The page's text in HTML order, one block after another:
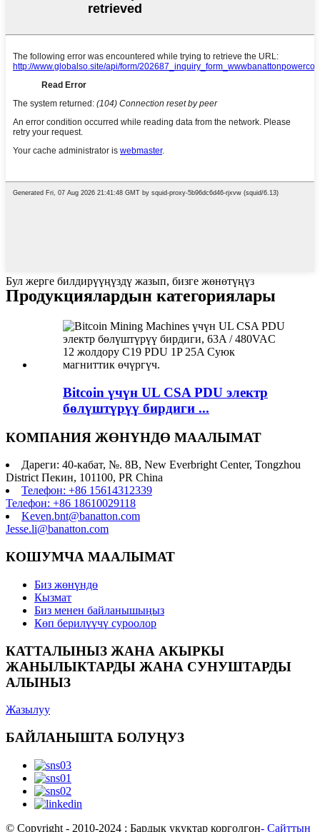
Бул жерге билдирүүңүздү жазып, бизге жөнөтүңүз
Продукциялардын категориялары
Bitcoin үчүн UL CSA PDU электр
бөлүштүрүү бирдиги ...
КОМПАНИЯ ЖӨНҮНДӨ МААЛЫМАТ
Дареги: 40-кабат, №. 8B, New Everbright Center, Tongzhou
District Пекин, 101100, PR China
Телефон: +86 15614312339
Телефон: +86 18610029118
Keven.bnt@banatton.com
Jesse.li@banatton.com
КОШУМЧА МААЛЫМАТ
Биз жөнүндө
Кызмат
Биз менен байланышыңыз
Көп берилүүчү суроолор
КАТТАЛЫНЫЗ ЖАНА АКЫРКЫ
ЖАНЫЛЫКТАРДЫ ЖАНА СУНУШТАРДЫ
АЛЫНЫЗ
Жазылуу
БАЙЛАНЫШТА БОЛУҢУЗ
© Copyright - 2010-2024 : Бардык укуктар корголгон- Сайттын